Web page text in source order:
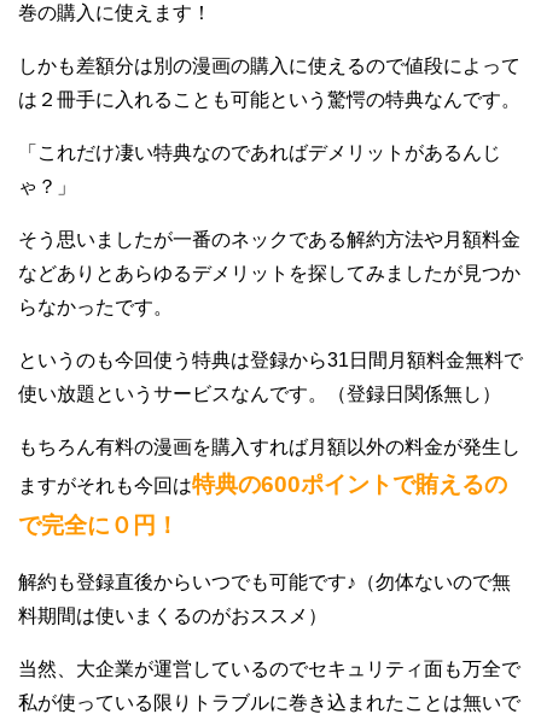
巻の購入に使えます！
しかも差額分は別の漫画の購入に使えるので値段によって
は２冊手に入れることも可能という驚愕の特典なんです。
「これだけ凄い特典なのであればデメリットがあるんじ
ゃ？」
そう思いましたが一番のネックである解約方法や月額料金
などありとあらゆるデメリットを探してみましたが見つか
らなかったです。
というのも今回使う特典は登録から31日間月額料金無料で
使い放題というサービスなんです。（登録日関係無し）
もちろん有料の漫画を購入すれば月額以外の料金が発生し
ますがそれも今回は特典の600ポイントで賄えるの
で完全に０円！
解約も登録直後からいつでも可能です♪（勿体ないので無
料期間は使いまくるのがおススメ）
当然、大企業が運営しているのでセキュリティ面も万全で
私が使っている限りトラブルに巻き込まれたことは無いで